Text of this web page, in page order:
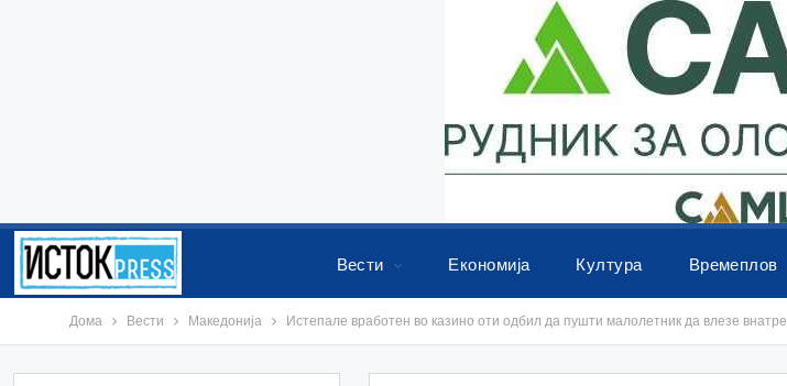
Вести Економија Култура Времеплов
Дома Вести Македонија Истепале вработен во казино оти одбил да пушти малолетник да влезе внатре